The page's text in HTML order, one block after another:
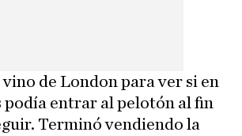
de London para ver si en
podía entrar al pelotón al fin
Terminó vendiendo la